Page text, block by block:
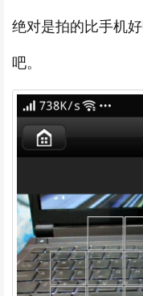
绝对是拍的比手机
吧。